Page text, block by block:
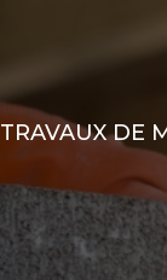
TRAVAUX DE